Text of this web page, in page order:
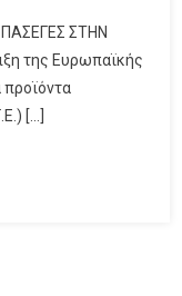
ΣΤΗΝ
της Ευρωπαϊκής
προϊόντα
[…]